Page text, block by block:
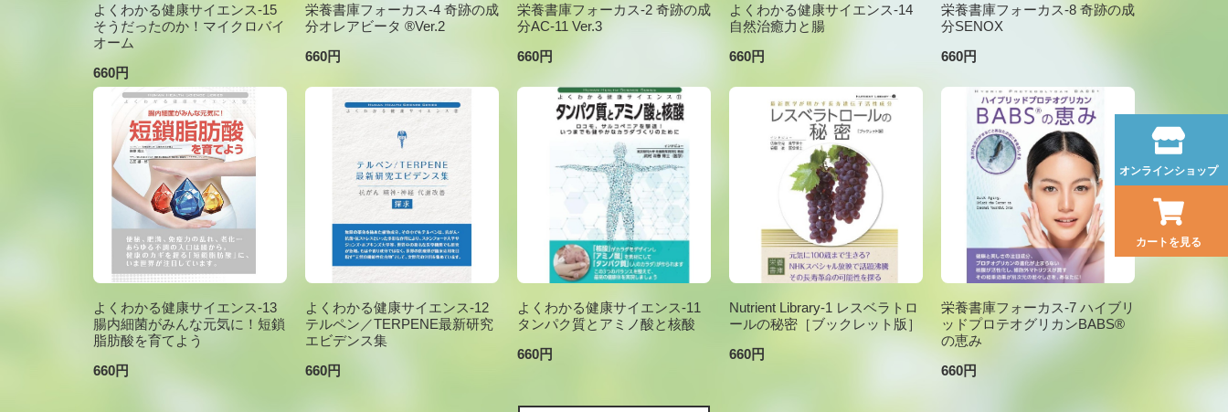
オンラインショップ
カートを見る
よくわかる健康サイエンス-15
そうだったのか！マイクロバイ
オーム
660円
栄養書庫フォーカス-4 奇跡の成
分オレアビータ ®Ver.2
660円
栄養書庫フォーカス-2 奇跡の成
分AC-11 Ver.3
660円
よくわかる健康サイエンス-14
自然治癒力と腸
660円
栄養書庫フォーカス-8 奇跡の成
分SENOX
660円
よくわかる健康サイエンス-13
腸内細菌がみんな元気に！短鎖
脂肪酸を育てよう
660円
よくわかる健康サイエンス-12
テルペン／TERPENE最新研究
エビデンス集
660円
よくわかる健康サイエンス-11
タンパク質とアミノ酸と核酸
660円
Nutrient Library-1 レスベラトロ
ールの秘密［ブックレット版］
660円
栄養書庫フォーカス-7 ハイブリ
ッドプロテオグリカンBABS®
の恵み
660円